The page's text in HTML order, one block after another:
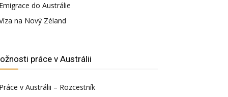
do Austrálie
na Nový Zéland
práce v Austrálii
v Austrálii – Rozcestník